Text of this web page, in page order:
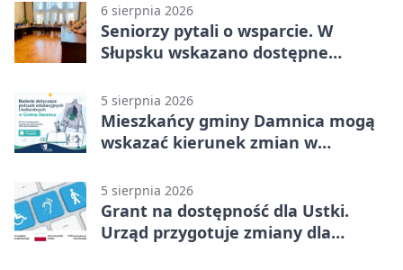
6 sierpnia 2026
Seniorzy pytali o wsparcie. W
Słupsku wskazano dostępne
5 sierpnia 2026
Mieszkańcy gminy Damnica mogą
wskazać kierunek zmian w
5 sierpnia 2026
Grant na dostępność dla Ustki.
Urząd przygotuje zmiany dla